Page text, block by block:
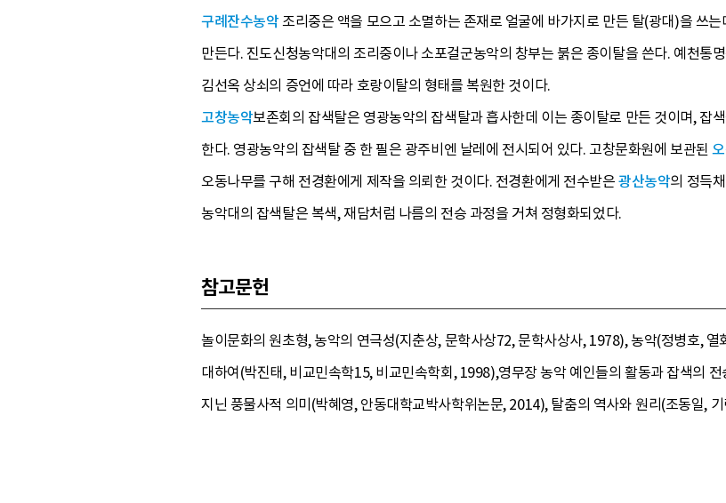
구례잔수농악조리중은 액을 모으고 소멸하는 존재로 얼굴에 바가지로 만든 탈(광대)을 쓰
만든다. 진도신청농악대의 조리중이나 소포걸군농악의 창부는 붉은 종이탈을 쓴다. 예천통
김선옥 상쇠의 증언에 따라 호랑이탈의 형태를 복원한 것이다.
고창농악보존회의 잡색탈은 영광농악의 잡색탈과 흡사한데 이는 종이탈로 만든 것이며, 잡
한다. 영광농악의 잡색탈 중 한 필은 광주비엔 날레에 전시되어 있다. 고창문화원에 보관된
오동나무를 구해 전경환에게 제작을 의뢰한 것이다. 전경환에게 전수받은광산농악의 정득
농악대의 잡색탈은 복색, 재담처럼 나름의 전승 과정을 거쳐 정형화되었다.
참고문헌
놀이문화의 원초형, 농악의 연극성(지춘상, 문학사상72, 문학사상사, 1978), 농악(정병호,
대하여(박진태, 비교민속학15, 비교민속학회, 1998),영무장 농악 예인들의 활동과 잡색의
지닌 풍물사적 의미(박혜영, 안동대학교박사학위논문, 2014), 탈춤의 역사와 원리(조동일,